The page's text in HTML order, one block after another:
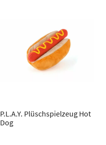
P.L.A.Y. Plüschspielzeug Hot
Dog